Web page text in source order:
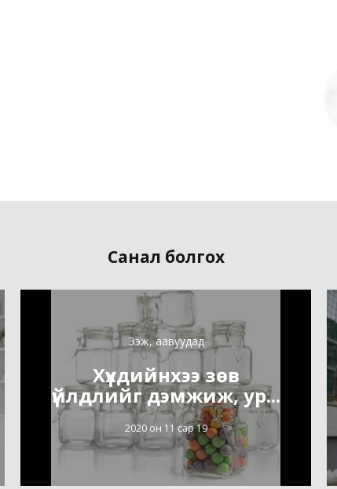
Санал болгох
Ээж, аавуудад
Хүүхдийнхээ зөв
үйлдлийг дэмжиж, ур...
2020 он 11 сар 19